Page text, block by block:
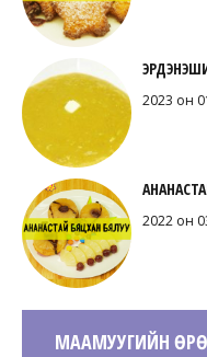
2023 он
2022 он
МААМУУГИЙН